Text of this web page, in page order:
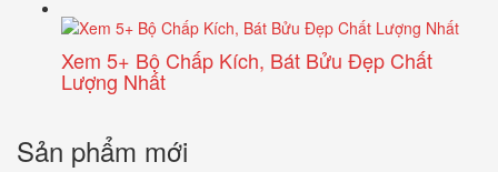
Xem 5+ Bộ Chấp Kích, Bát Bửu Đẹp Chất
Lượng Nhất
Sản phẩm mới